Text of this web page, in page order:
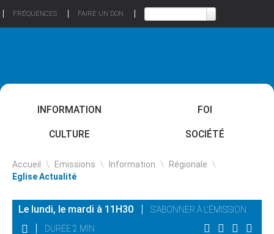
FRÉQUENCES FAIRE UN DON
INFORMATION FOI
CULTURE SOCIÉTÉ
Accueil \ Emissions \ Information \ Régionale \
Eglise Actualité
Le lundi, le mardi à 11H30
S'ABONNER À L'ÉMISSION
DURÉE 2 MIN